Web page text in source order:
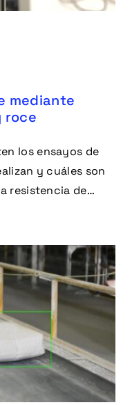
mediante
roce
los ensayos de
y cuáles son
resistencia de